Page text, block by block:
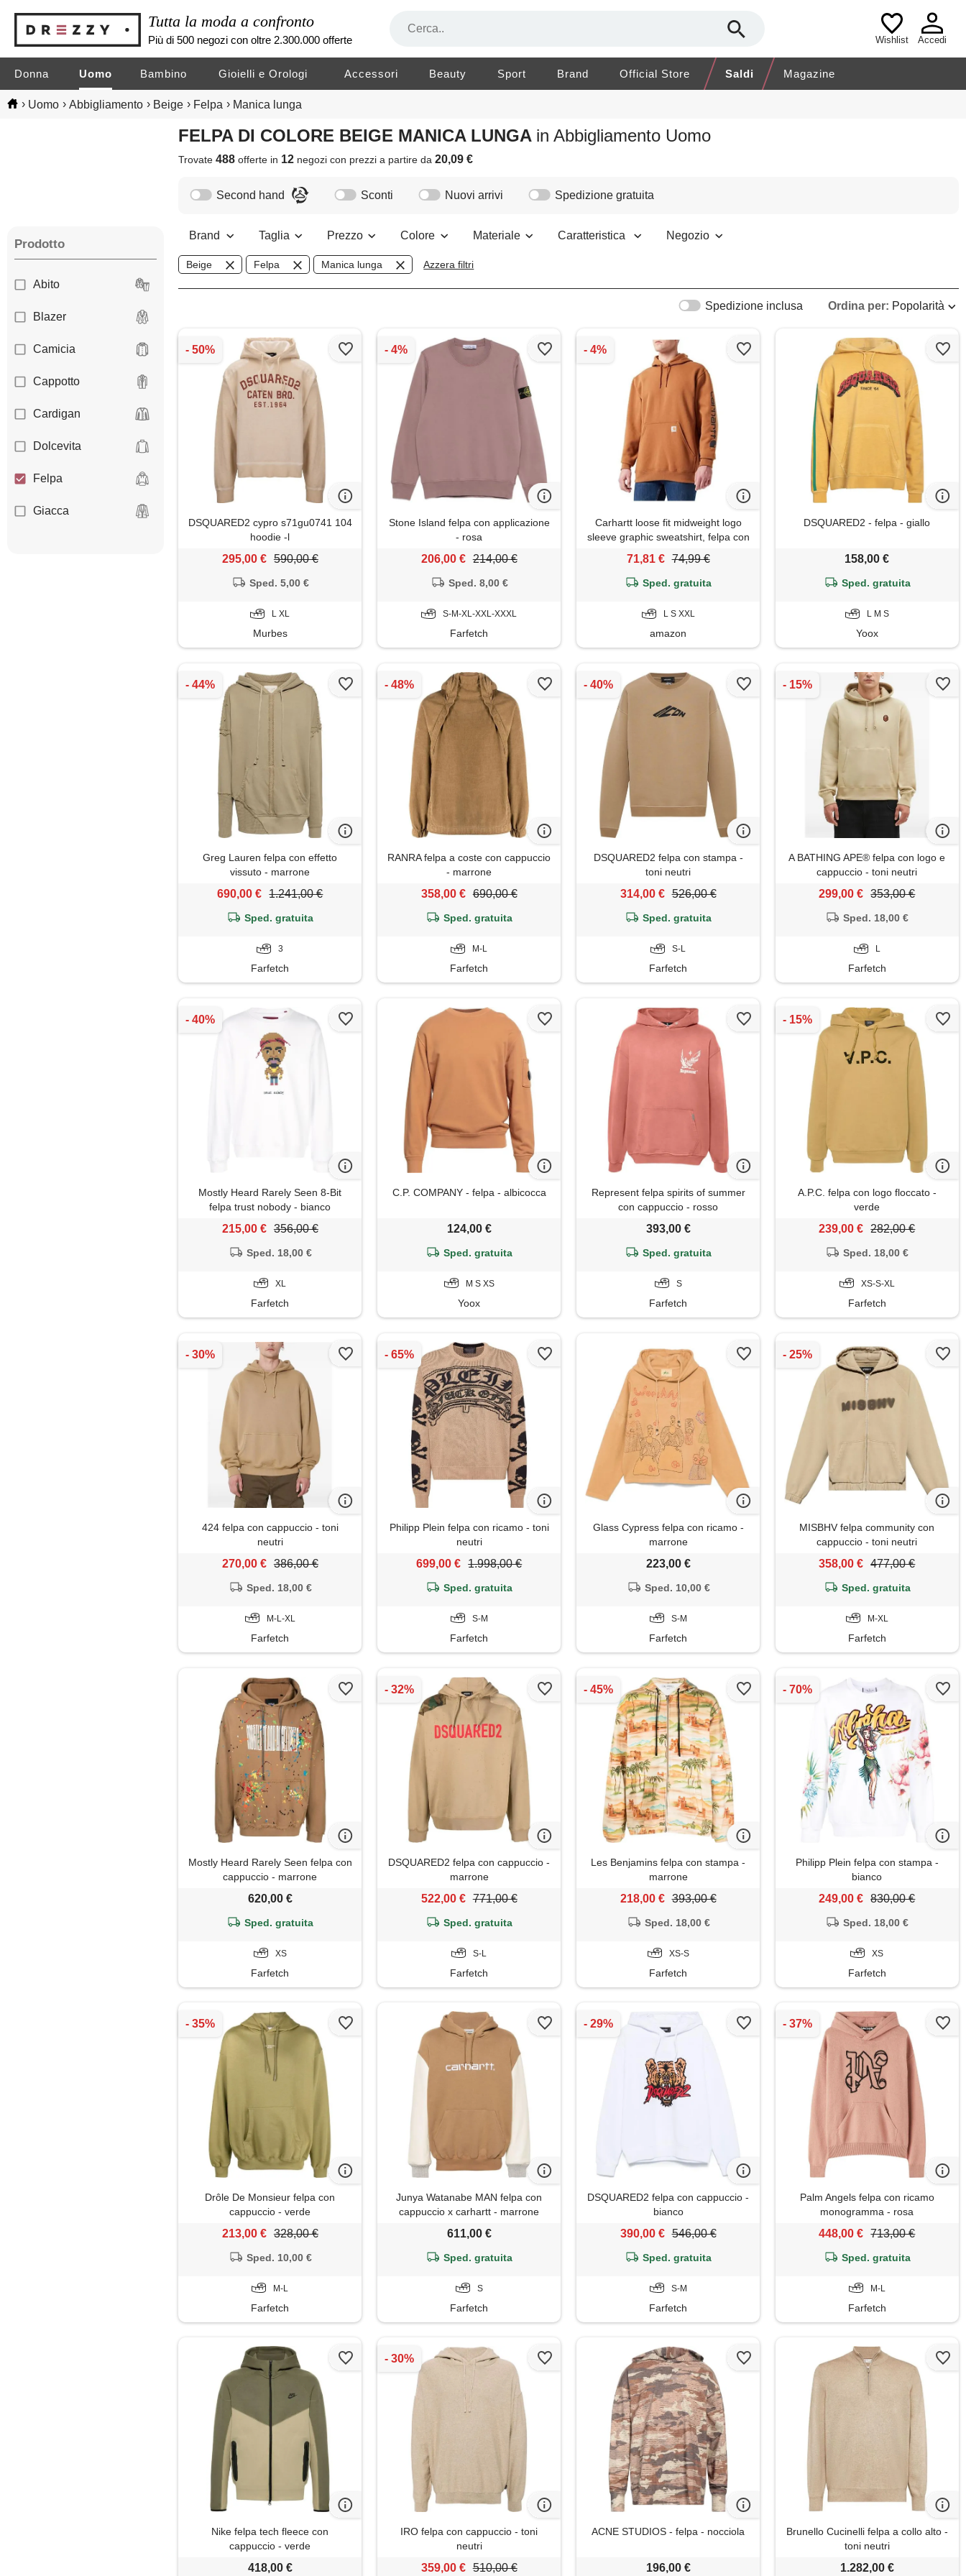
Tutta la moda a confronto
Più di 500 negozi con oltre 2.300.000 offerte Wishlist Accedi
Donna Uomo Bambino Gioielli e Orologi Accessori Beauty Sport Brand Official Store Saldi Magazine
› Uomo › Abbigliamento › Beige › Felpa › Manica lunga
FELPA DI COLORE BEIGE MANICA LUNGA in Abbigliamento Uomo
Trovate488 offerte in 12 negozicon prezzi a partire da20,09 €
Prodotto
Abito
Blazer
Camicia
Cappotto
Cardigan
Dolcevita
Felpa
Giacca
Second hand Sconti Nuovi arrivi Spedizione gratuita
Brand Taglia Prezzo Colore Materiale Caratteristica Negozio
Beige Felpa Manica lunga Azzera filtri
Ordina per: Popolarità
Spedizione inclusa
DSQUARED2 cypro s71gu0741 104
hoodie -l
295,00 € 590,00 €
Sped. 5,00 €
L XL
Murbes
Stone Island felpa con applicazione
- rosa
206,00 € 214,00 €
Sped. 8,00 €
S-M-XL-XXL-XXXL
Farfetch
Carhartt loose fit midweight logo
sleeve graphic sweatshirt, felpa con
cappuccio uomo, marrone
(Carhartt), l
71,81 € 74,99 €
Sped. gratuita
L S XXL
amazon
DSQUARED2 - felpa - giallo
158,00 €
Sped. gratuita
L M S
Yoox
Greg Lauren felpa con effetto
vissuto - marrone
690,00 € 1.241,00 €
Sped. gratuita
3
Farfetch
RANRA felpa a coste con cappuccio
- marrone
358,00 € 690,00 €
Sped. gratuita
M-L
Farfetch
DSQUARED2 felpa con stampa -
toni neutri
314,00 € 526,00 €
Sped. gratuita
S-L
Farfetch
A BATHING APE® felpa con logo e
cappuccio - toni neutri
299,00 € 353,00 €
Sped. 18,00 €
L
Farfetch
Mostly Heard Rarely Seen 8-Bit
felpa trust nobody - bianco
215,00 € 356,00 €
Sped. 18,00 €
XL
Farfetch
C.P. COMPANY - felpa - albicocca
124,00 €
Sped. gratuita
M S XS
Yoox
Represent felpa spirits of summer
con cappuccio - rosso
393,00 €
Sped. gratuita
S
Farfetch
A.P.C. felpa con logo floccato -
verde
239,00 € 282,00 €
Sped. 18,00 €
XS-S-XL
Farfetch
424 felpa con cappuccio - toni
neutri
270,00 € 386,00 €
Sped. 18,00 €
M-L-XL
Farfetch
Philipp Plein felpa con ricamo - toni
neutri
699,00 € 1.998,00 €
Sped. gratuita
S-M
Farfetch
Glass Cypress felpa con ricamo -
marrone
223,00 €
Sped. 10,00 €
S-M
Farfetch
MISBHV felpa community con
cappuccio - toni neutri
358,00 € 477,00 €
Sped. gratuita
M-XL
Farfetch
Mostly Heard Rarely Seen felpa con
cappuccio - marrone
620,00 €
Sped. gratuita
XS
Farfetch
DSQUARED2 felpa con cappuccio -
marrone
522,00 € 771,00 €
Sped. gratuita
S-L
Farfetch
Les Benjamins felpa con stampa -
marrone
218,00 € 393,00 €
Sped. 18,00 €
XS-S
Farfetch
Philipp Plein felpa con stampa -
bianco
249,00 € 830,00 €
Sped. 18,00 €
XS
Farfetch
Drôle De Monsieur felpa con
cappuccio - verde
213,00 € 328,00 €
Sped. 10,00 €
M-L
Farfetch
Junya Watanabe MAN felpa con
cappuccio x carhartt - marrone
611,00 €
Sped. gratuita
S
Farfetch
DSQUARED2 felpa con cappuccio -
bianco
390,00 € 546,00 €
Sped. gratuita
S-M
Farfetch
Palm Angels felpa con ricamo
monogramma - rosa
448,00 € 713,00 €
Sped. gratuita
M-L
Farfetch
Nike felpa tech fleece con
cappuccio - verde
418,00 €
IRO felpa con cappuccio - toni
neutri
359,00 € 510,00 €
ACNE STUDIOS - felpa - nocciola
196,00 €
Brunello Cucinelli felpa a collo alto -
toni neutri
1.282,00 €